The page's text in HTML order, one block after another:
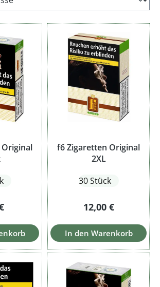
Preis:
f6 Zigaretten Original
2XL
30 Stück
Regulärer Preis:
12,00 €
In den Warenkorb